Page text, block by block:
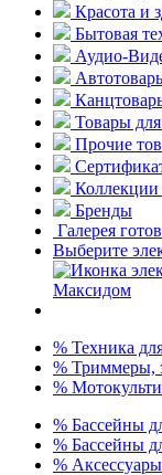
Красота и
Бытовая
Аудио-
Товары
Прочие
Коллекции
Бренды
Галерея
Выберите
% Техника
% Триммеры,
%
% Бассейны
% Бассейны
%